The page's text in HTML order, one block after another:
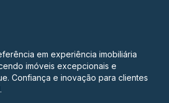
em experiência imobiliária
imóveis excepcionais e
Confiança e inovação para clientes